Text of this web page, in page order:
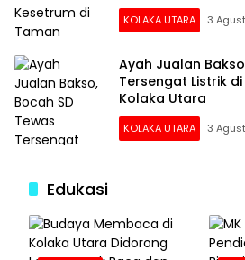
KOLAKA UTARA 3
Ayah Jualan
Tersengat Listrik
Kolaka Utara
KOLAKA UTARA 3
Edukasi